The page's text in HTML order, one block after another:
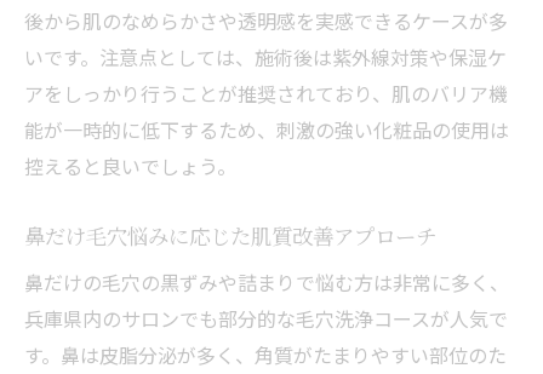
後から肌のなめらかさや透明感を実感できるケースが多
いです。注意点としては、施術後は紫外線対策や保湿ケ
アをしっかり行うことが推奨されており、肌のバリア機
能が一時的に低下するため、刺激の強い化粧品の使用は
控えると良いでしょう。
鼻だけ毛穴悩みに応じた肌質改善アプローチ
鼻だけの毛穴の黒ずみや詰まりで悩む方は非常に多く、
兵庫県内のサロンでも部分的な毛穴洗浄コースが人気で
す。鼻は皮脂分泌が多く、角質がたまりやすい部位のた